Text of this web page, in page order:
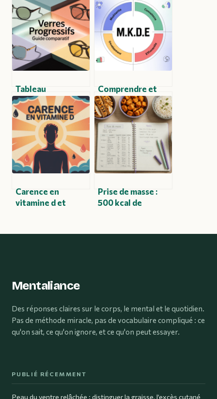
Tableau
comparatif des
verres progressifs
Essilor : comment
bien choisir
Comprendre et
utiliser m.k.d.e :
tout ce qu’il faut
savoir
Carence en
vitamine d et
et agir
Prise de masse :
500 kcal de
transformer votre
Mentaliance
Des réponses claires sur le corps, le mental et le quotidien.
Pas de méthode miracle, pas de vocabulaire compliqué : ce
qu'on sait, ce qu'on ignore, et ce qu'on peut essayer.
PUBLIÉ RÉCEMMENT
Peau du ventre relâchée : distinguer la graisse, l’excès cutané